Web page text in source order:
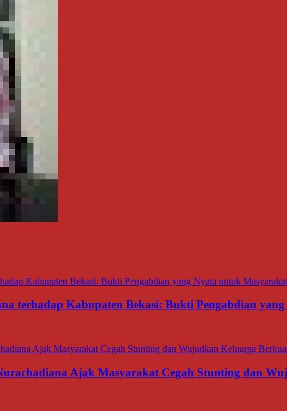
terhadap Kabupaten Bekasi: Bukti Pengabdian
Ajak Masyarakat Cegah Stunting dan